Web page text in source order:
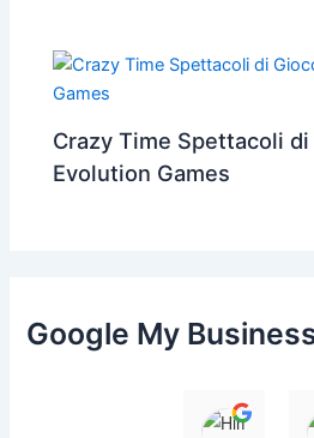
Crazy Time Spettacoli
Evolution Games
Google My